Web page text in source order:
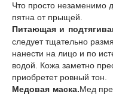
Что просто незаменимо
пятна от прыщей.
Питающая и
следует тщательно
нанести на лицо и по
водой. Кожа заметно
приобретет ровный тон.
Медовая маска.Мед